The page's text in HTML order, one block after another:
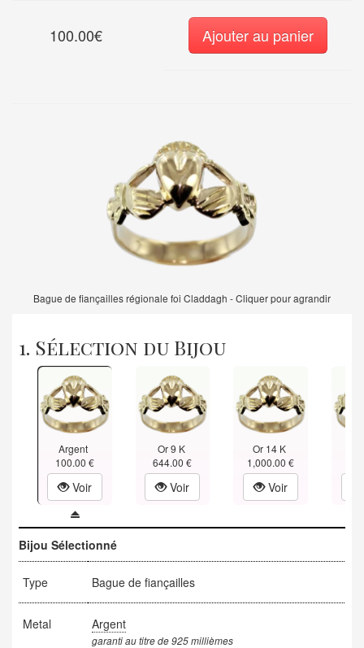
100.00€ Ajouter au panier
Bague de fiançailles régionale foi Claddagh - Cliquer pour agrandir
1. Sélection du Bijou
Argent
100.00 €
Voir
Or 9 K
644.00 €
Voir
Or 14 K
1,000.00 €
Voir
Bijou Sélectionné
Type Bague de fiançailles
Metal Argent
garanti au titre de 925 millièmes